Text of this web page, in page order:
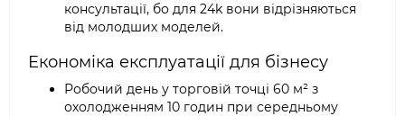
консультації, бо для 24k вони відрізняються
від молодших моделей.
Економіка експлуатації для бізнесу
Робочий день у торговій точці 60 м² з
охолодженням 10 годин при середньому